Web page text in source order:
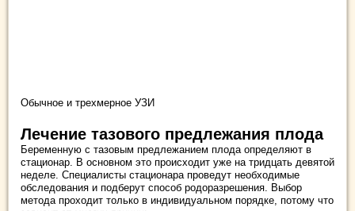
Обычное и трехмерное УЗИ
Лечение тазового предлежания плода
Беременную с тазовым предлежанием плода определяют в
стационар. В основном это происходит уже на тридцать девятой
неделе. Специалисты стационара проведут необходимые
обследования и подберут способ родоразрешения. Выбор
метода проходит только в индивидуальном порядке, потому что